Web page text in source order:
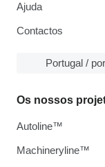
Ajuda
Contactos
Portugal /
Os nossos
Autoline™
Machineryline™